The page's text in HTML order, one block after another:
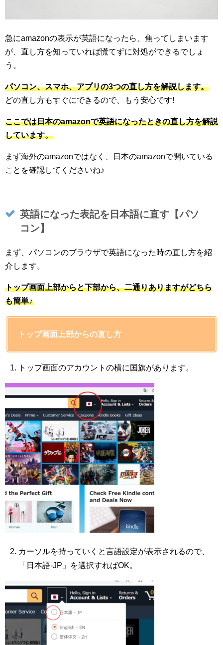
急にamazonの表示が英語になったら、焦ってしまいます
が、直し方を知っていれば慌てずに対処ができるでしょ
う。
パソコン、スマホ、アプリの3つの直し方を解説します。
どの直し方もすぐにできるので、もう安心です!
ここでは日本のamazonで英語になったときの直し方を解説
しています。
まず海外のamazonではなく、日本のamazonで開いている
ことを確認してくださいね♪
英語になった表記を日本語に直す【パソ
コン】
まず、パソコンのブラウザで英語になった時の直し方を紹
介します。
トップ画面上部からと下部から、二通りありますがどちら
も簡単♪
トップ画面上部からの直し方
トップ画面のアカウントの横に国旗があります。
カーソルを持っていくと言語設定が表示されるので、
「日本語-JP」を選択すればOK。